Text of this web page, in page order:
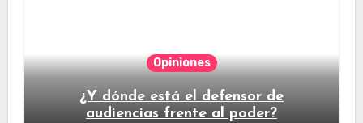
Opiniones
¿Y dónde está el defensor de
audiencias frente al poder?